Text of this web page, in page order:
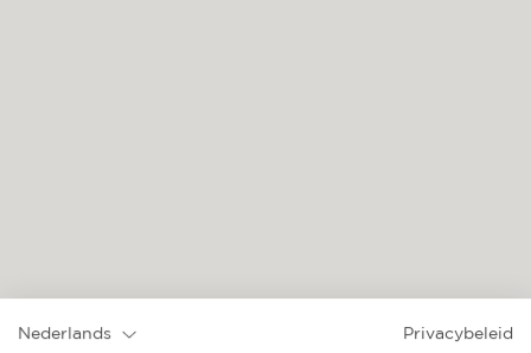
Nederlands
Privacybeleid